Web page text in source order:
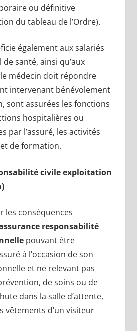
ou définitive
du tableau de l’Ordre).
également aux salariés
santé, ainsi qu’aux
médecin doit répondre
intervenant bénévolement
sont assurées les fonctions
hospitalières ou
par l’assuré, les activités
de formation.
civile exploitation
les conséquences
responsabilité
pouvant être
à l’occasion de son
et ne relevant pas
de soins ou de
dans la salle d’attente,
vêtements d’un visiteur